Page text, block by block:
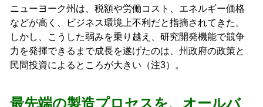
ニューヨーク州は、税額や労働コスト、エネルギー価格
などが高く、ビジネス環境上不利だと指摘されてきた。
しかし、こうした弱みを乗り越え、研究開発機能で競争
力を発揮できるまで成長を遂げたのは、州政府の政策と
民間投資によるところが大きい（注3）。
最先端の製造プロセスを、オールバ